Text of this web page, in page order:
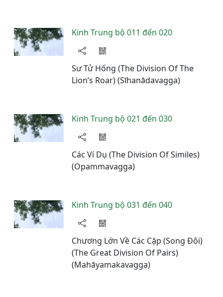
Kinh Trung bộ 011 đến 020
Sư Tử Hống (The Division Of The
Lion’s Roar) (Sīhanādavagga)
Kinh Trung bộ 021 đến 030
Các Ví Dụ (The Division Of Similes)
(Opammavagga)
Kinh Trung bộ 031 đến 040
Chương Lớn Về Các Cặp (Song Đôi)
(The Great Division Of Pairs)
(Mahāyamakavagga)